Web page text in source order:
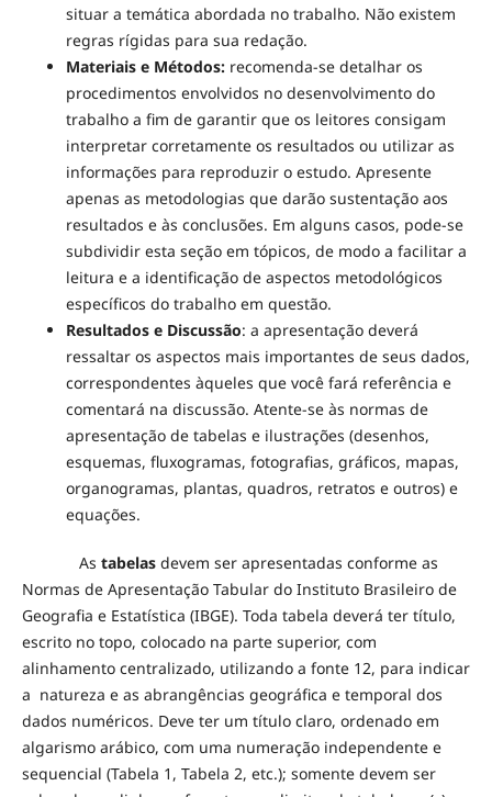
situar a temática abordada no trabalho. Não existem
regras rígidas para sua redação.
Materiais e Métodos:recomenda-se detalhar os
procedimentos envolvidos no desenvolvimento do
trabalho a fim de garantir que os leitores consigam
interpretar corretamente os resultados ou utilizar as
informações para reproduzir o estudo. Apresente
apenas as metodologias que darão sustentação aos
resultados e às conclusões. Em alguns casos, pode-se
subdividir esta seção em tópicos, de modo a facilitar a
leitura e a identificação de aspectos metodológicos
específicos do trabalho em questão.
Resultados e Discussão: a apresentação deverá
ressaltar os aspectos mais importantes de seus dados,
correspondentes àqueles que você fará referência e
comentará na discussão. Atente-se às normas de
apresentação de tabelas e ilustrações (desenhos,
esquemas, fluxogramas, fotografias, gráficos, mapas,
organogramas, plantas, quadros, retratos e outros) e
equações.
As tabelasdevem ser apresentadas conforme as
Normas de Apresentação Tabular do Instituto Brasileiro de
Geografia e Estatística (IBGE). Toda tabela deverá ter título,
escrito no topo, colocado na parte superior, com
alinhamento centralizado, utilizando a fonte 12, para indicar
a natureza e as abrangências geográfica e temporal dos
dados numéricos. Deve ter um título claro, ordenado em
algarismo arábico, com uma numeração independente e
sequencial (Tabela 1, Tabela 2, etc.); somente devem ser